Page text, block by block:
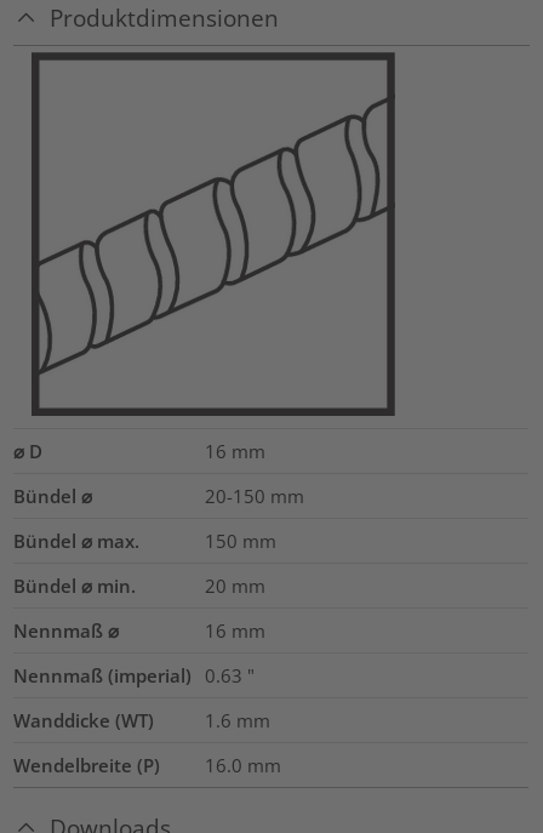
Produktdimensionen
⌀ D 16 mm
Bündel ⌀
20-150 mm
Bündel ⌀ max.
150 mm
Bündel ⌀ min.
20 mm
Nennmaß ⌀
16 mm
Nennmaß (imperial)
0.63 "
Wanddicke (WT)
1.6 mm
Wendelbreite (P)
16.0 mm